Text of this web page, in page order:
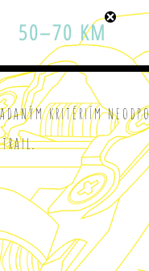
50–70 KM
kritériím
trail.